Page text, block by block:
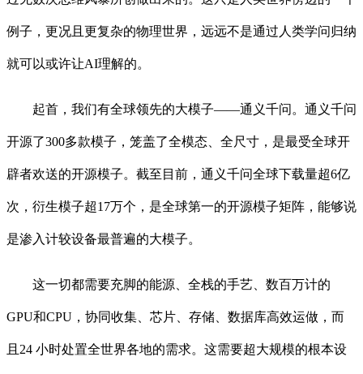
例子，更况且更复杂的物理世界，远远不是通过人类学问归纳
就可以或许让AI理解的。
起首，我们有全球领先的大模子——通义千问。通义千问
开源了300多款模子，笼盖了全模态、全尺寸，是最受全球开
辟者欢送的开源模子。截至目前，通义千问全球下载量超6亿
次，衍生模子超17万个，是全球第一的开源模子矩阵，能够说
是渗入计较设备最普遍的大模子。
这一切都需要充脚的能源、全栈的手艺、数百万计的
GPU和CPU，协同收集、芯片、存储、数据库高效运做，而
且24 小时处置全世界各地的需求。这需要超大规模的根本设